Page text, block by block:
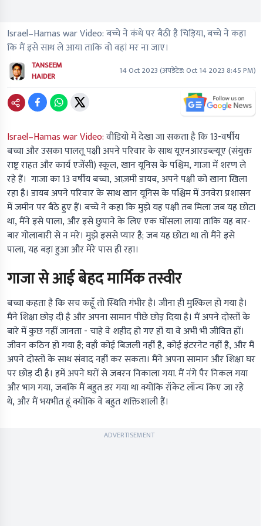
Israel–Hamas war Video: बच्चे ने कंधे पर बैठी है चिड़िया, बच्चे ने कहा
कि मैं इसे साथ ले आया ताकि वो वहां मर ना जाए।
TANSEEM
HAIDER
14 Oct 2023(अपडेटेड:Oct 14 2023 8:45 PM)
Israel–Hamas war Video:वीडियो में देखा जा सकता है कि 13-वर्षीय
बच्चा और उसका पालतू पक्षी अपने परिवार के साथ यूएनआरडब्ल्यूए (संयुक्त
राष्ट्र राहत और कार्य एजेंसी) स्कूल, खान यूनिस के पश्चिम, गाजा में शरण ले
रहे हैं। गाजा का 13 वर्षीय बच्चा, आज़मी डायब, अपने पक्षी को खाना खिला
रहा है। डायब अपने परिवार के साथ खान यूनिस के पश्चिम में उनवेरा प्रशासन
में जमीन पर बैठे हुए हैं। बच्चे ने कहा कि मुझे यह पक्षी तब मिला जब यह छोटा
था, मैंने इसे पाला, और इसे छुपाने के लिए एक घोंसला लाया ताकि यह बार-
बार गोलाबारी से न मरे। मुझे इससे प्यार है; जब यह छोटा था तो मैंने इसे
पाला, यह बड़ा हुआ और मेरे पास ही रहा।
गाजा से आई बेहद मार्मिक तस्वीर
बच्चा कहता है कि सच कहूँ तो स्थिति गंभीर है। जीना ही मुश्किल हो गया है।
मैंने शिक्षा छोड़ दी है और अपना सामान पीछे छोड़ दिया है। मैं अपने दोस्तों के
बारे में कुछ नहीं जानता - चाहे वे शहीद हो गए हों या वे अभी भी जीवित हों।
जीवन कठिन हो गया है; वहाँ कोई बिजली नहीं है, कोई इंटरनेट नहीं है, और मैं
अपने दोस्तों के साथ संवाद नहीं कर सकता। मैंने अपना सामान और शिक्षा घर
पर छोड़ दी है। हमें अपने घरों से जबरन निकाला गया. मैं नंगे पैर निकल गया
और भाग गया, जबकि मैं बहुत डर गया था क्योंकि रॉकेट लॉन्च किए जा रहे
थे, और मैं भयभीत हूं क्योंकि वे बहुत शक्तिशाली हैं।
ADVERTISEMENT